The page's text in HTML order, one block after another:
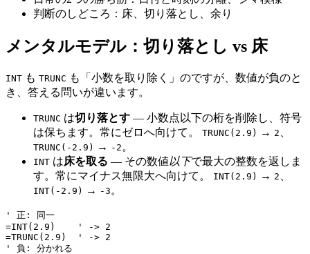
判断のしどころ：床、切り落とし、余り
メンタルモデル：切り落とし vs 床
INT も TRUNC も「小数を取り除く」のですが、数値が負のと
き、答える問いが違います。
TRUNC は切り落とす — 小数点以下の桁を削除し、符号
は保ちます。常にゼロへ向けて。 TRUNC(2.9) → 2
TRUNC(-2.9) → -2 。
INT は床を取る — その数値以下で最大の整数を返しま
す。常にマイナス無限大へ向けて。
INT(2.9) → 2
INT(-2.9) → -3 。
' 正: 同一
=INT(2.9)    ' -> 2
=TRUNC(2.9)  ' -> 2
' 負: 分かれる